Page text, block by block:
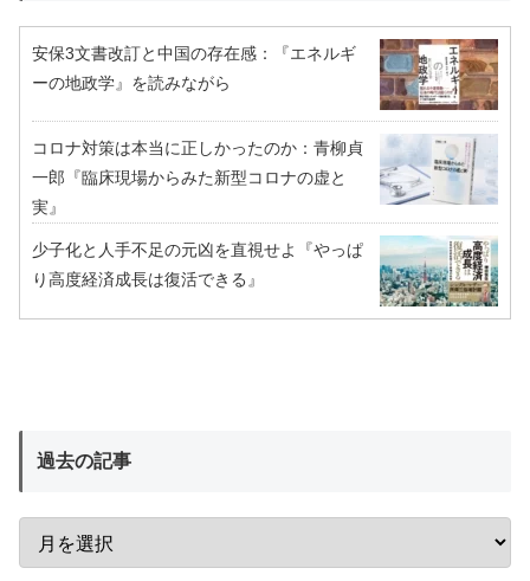
安保3文書改訂と中国の存在感：『エネルギ
ーの地政学』を読みながら
コロナ対策は本当に正しかったのか：青柳貞
一郎『臨床現場からみた新型コロナの虚と
実』
少子化と人手不足の元凶を直視せよ『やっぱ
り高度経済成長は復活できる』
過去の記事